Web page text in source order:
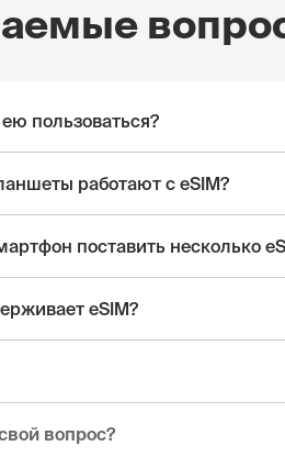
пользоваться?
работают с eSIM?
поставить несколько
eSIM?
вопрос?